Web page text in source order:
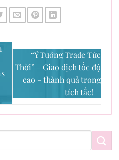
“Ý Tưởng Trade Tức
Thời” – Giao dịch tốc độ
cao – thành quả trong
tích tắc!